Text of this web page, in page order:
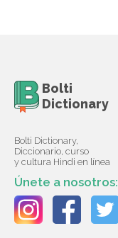
Bolti
Dictionary
Bolti Dictionary,
Diccionario, curso
y cultura Hindi en línea
Únete a nosotros: